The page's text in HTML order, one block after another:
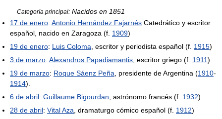
Categoría principal: Nacidos en 1851
17 de enero: Antonio Hernández Fajarnés Catedrático y escritor
español, nacido en Zaragoza (f. 1909)
19 de enero: Luis Coloma, escritor y periodista español (f. 1915)
3 de marzo: Alexandros Papadiamantis, escritor griego (f. 1911)
19 de marzo: Roque Sáenz Peña, presidente de Argentina (1910-
1914).
6 de abril: Guillaume Bigourdan, astrónomo francés (f. 1932)
28 de abril: Vital Aza, dramaturgo cómico español (f. 1912)